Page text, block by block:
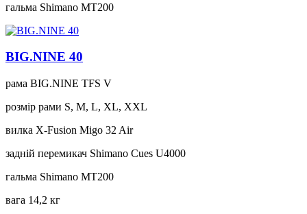
гальма Shimano MT200
BIG.NINE 40
рама BIG.NINE TFS V
розмір рами S, M, L, XL, XXL
вилка X-Fusion Migo 32 Air
задній перемикач Shimano Cues U4000
гальма Shimano MT200
вага 14,2 кг